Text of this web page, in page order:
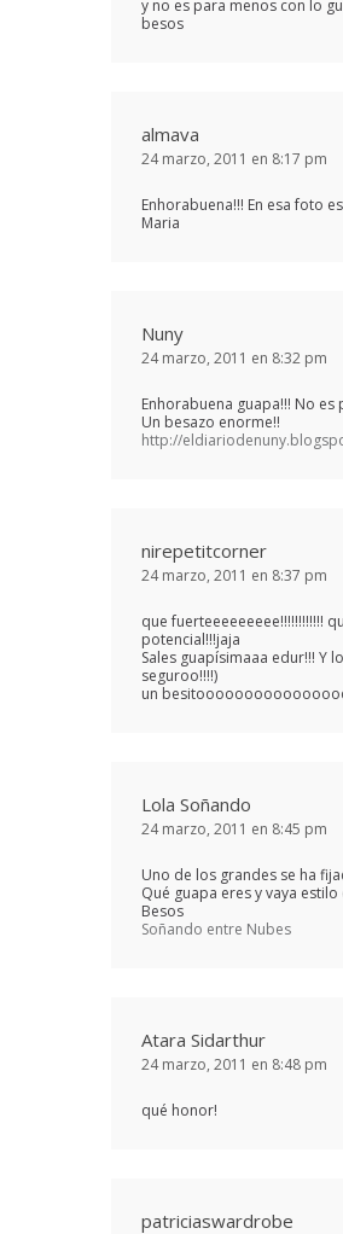
y no es para menos con lo
besos
almava
24 marzo, 2011 en 8:17 pm
Enhorabuena!!! En esa foto
Maria
Nuny
24 marzo, 2011 en 8:32 pm
Enhorabuena guapa!!! No
Un besazo enorme!!
http://
nirepetitcorner
24 marzo, 2011 en 8:37 pm
que fuerteeeeeeeee!!!!!!!!!!!!
potencial!!!jaja
Sales guapísimaaa edur!!! Y
seguroo!!!!)
un
Lola Soñando
24 marzo, 2011 en 8:45 pm
Uno de los grandes se ha
Qué guapa eres y vaya estilo
Besos
Soñando entre Nubes
Atara Sidarthur
24 marzo, 2011 en 8:48 pm
qué honor!
patriciaswardrobe